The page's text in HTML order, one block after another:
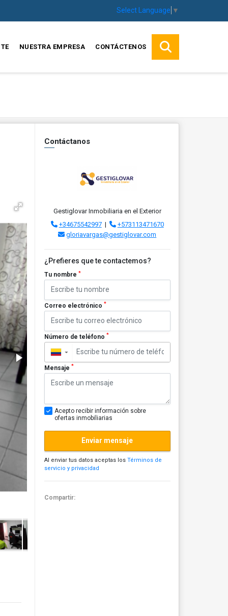
Select Language ▼
NUESTRA EMPRESA CONTÁCTENOS
Contáctanos
Gestiglovar Inmobiliaria en el Exterior
+34675542997|
+573113471670
gloriavargas@gestiglovar.com
¿Prefieres que te contactemos?
Tu nombre *
Correo electrónico *
Número de teléfono *
▼
Mensaje *
Acepto recibir información sobre
ofertas inmobiliarias
Enviar mensaje
Al enviar tus datos aceptas los Términos de
servicio y privacidad
Compartir: